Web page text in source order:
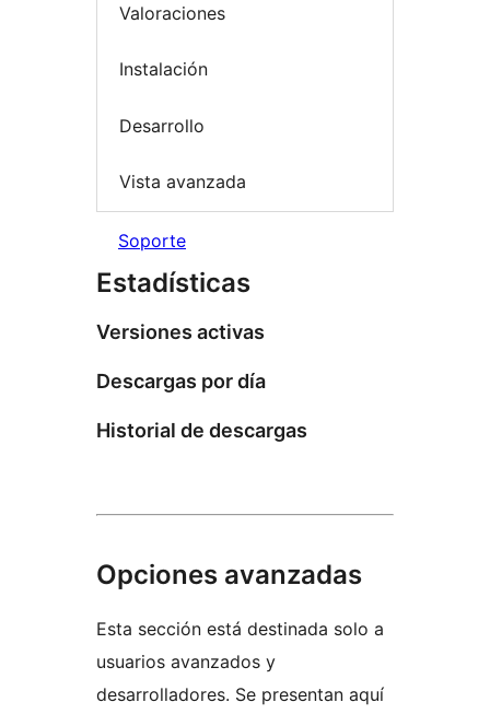
Valoraciones
Instalación
Desarrollo
Vista avanzada
Soporte
Estadísticas
Versiones activas
Descargas por día
Historial de descargas
Opciones avanzadas
Esta sección está destinada solo a
usuarios avanzados y
desarrolladores. Se presentan aquí